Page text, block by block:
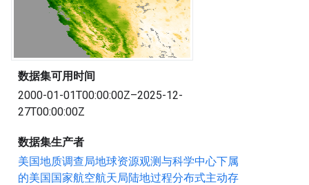
数据集可用时间
2000-01-01T00:00:00Z–2025-12-
27T00:00:00Z
数据集生产者
美国地质调查局地球资源观测与科学中心下属
的美国国家航空航天局陆地过程分布式主动存